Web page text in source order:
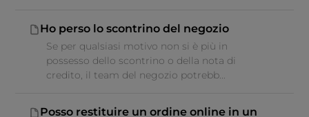
Ho perso lo scontrino del negozio
Se per qualsiasi motivo non si è più in
possesso dello scontrino o della nota di
credito, il team del negozio potrebb...
Posso restituire un ordine online in un